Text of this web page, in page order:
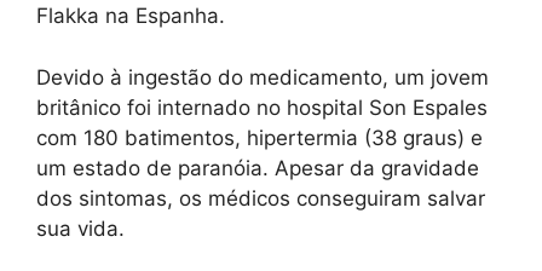
Flakka na Espanha.
Devido à ingestão do medicamento, um jovem
britânico foi internado no hospital Son Espales
com 180 batimentos, hipertermia (38 graus) e
um estado de paranóia. Apesar da gravidade
dos sintomas, os médicos conseguiram salvar
sua vida.